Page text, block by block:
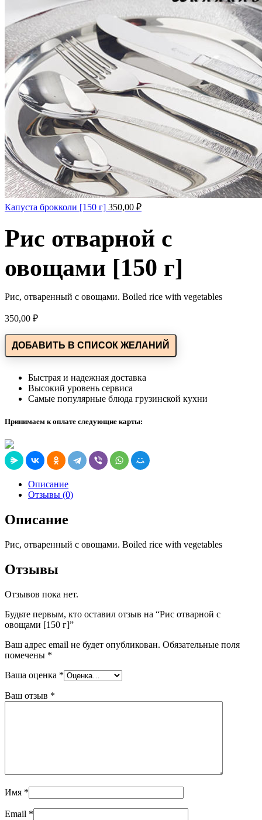
Капуста брокколи [150 г] 350,00 ₽
Рис отварной с
овощами [150 г]
Рис, отваренный с овощами. Boiled rice with vegetables
350,00 ₽
ДОБАВИТЬ В СПИСОК ЖЕЛАНИЙ
Быстрая и надежная доставка
Высокий уровень сервиса
Самые популярные блюда грузинской кухни
Принимаем к оплате следующие карты:
Описание
Отзывы (0)
Описание
Рис, отваренный с овощами. Boiled rice with vegetables
Отзывы
Отзывов пока нет.
Будьте первым, кто оставил отзыв на “Рис отварной с
овощами [150 г]”
Ваш адрес email не будет опубликован. Обязательные поля
помечены *
Ваша оценка *
Ваш отзыв *
Имя *
Email *